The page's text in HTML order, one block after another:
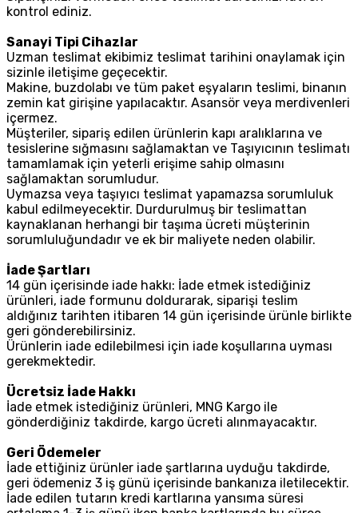
kontrol ediniz.
Sanayi Tipi Cihazlar
Uzman teslimat ekibimiz teslimat tarihini onaylamak için
sizinle iletişime geçecektir.
Makine, buzdolabı ve tüm paket eşyaların teslimi, binanın
zemin kat girişine yapılacaktır. Asansör veya merdivenleri
içermez.
Müşteriler, sipariş edilen ürünlerin kapı aralıklarına ve
tesislerine sığmasını sağlamaktan ve Taşıyıcının teslimatı
tamamlamak için yeterli erişime sahip olmasını
sağlamaktan sorumludur.
Uymazsa veya taşıyıcı teslimat yapamazsa sorumluluk
kabul edilmeyecektir. Durdurulmuş bir teslimattan
kaynaklanan herhangi bir taşıma ücreti müşterinin
sorumluluğundadır ve ek bir maliyete neden olabilir.
İade Şartları
14 gün içerisinde iade hakkı: İade etmek istediğiniz
ürünleri, iade formunu doldurarak, siparişi teslim
aldığınız tarihten itibaren 14 gün içerisinde ürünle birlikte
geri gönderebilirsiniz.
Ürünlerin iade edilebilmesi için iade koşullarına uyması
gerekmektedir.
Ücretsiz İade Hakkı
İade etmek istediğiniz ürünleri, MNG Kargo ile
gönderdiğiniz takdirde, kargo ücreti alınmayacaktır.
Geri Ödemeler
İade ettiğiniz ürünler iade şartlarına uyduğu takdirde,
geri ödemeniz 3 iş günü içerisinde bankanıza iletilecektir.
İade edilen tutarın kredi kartlarına yansıma süresi